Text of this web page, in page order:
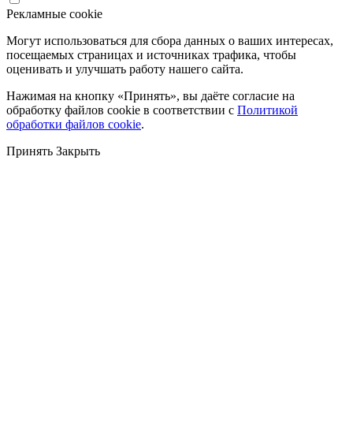
Рекламные cookie
Могут использоваться для сбора данных о ваших интересах,
посещаемых страницах и источниках трафика, чтобы
оценивать и улучшать работу нашего сайта.
Нажимая на кнопку «Принять», вы даёте согласие на
обработку файлов cookie в соответствии с Политикой
обработки файлов cookie.
Принять Закрыть